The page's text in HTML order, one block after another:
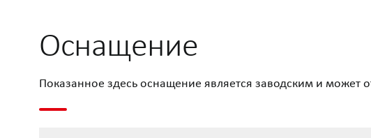
Оснащение
Показанное здесь оснащение является заводским и может